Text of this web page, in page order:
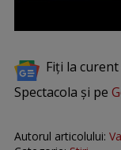
Fiți la curent
Spectacola și pe
Autorul articolului: